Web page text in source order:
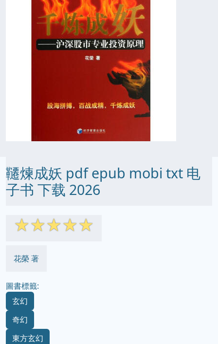
韆煉成妖 pdf epub mobi txt 电
子书 下载 2026
☆☆☆☆☆
花榮 著
圖書標籤:
玄幻
奇幻
東方玄幻